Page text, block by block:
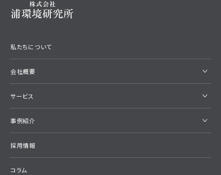
私たちについて
会社概要
サービス
事例紹介
採用情報
コラム